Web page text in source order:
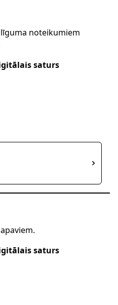
noteikumiem
saturs
saturs